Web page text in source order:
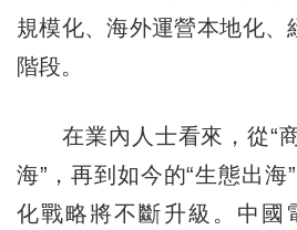
規模化、海外運營本地化、
階段。
在業內人士看來，從“商
海”，再到如今的“生態出海
化戰略將不斷升級。中國